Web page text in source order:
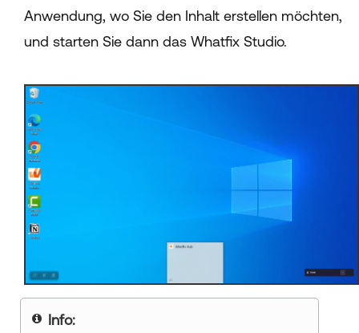
Anwendung, wo Sie den Inhalt erstellen möchten,
und starten Sie dann das Whatfix Studio.
your title goes here